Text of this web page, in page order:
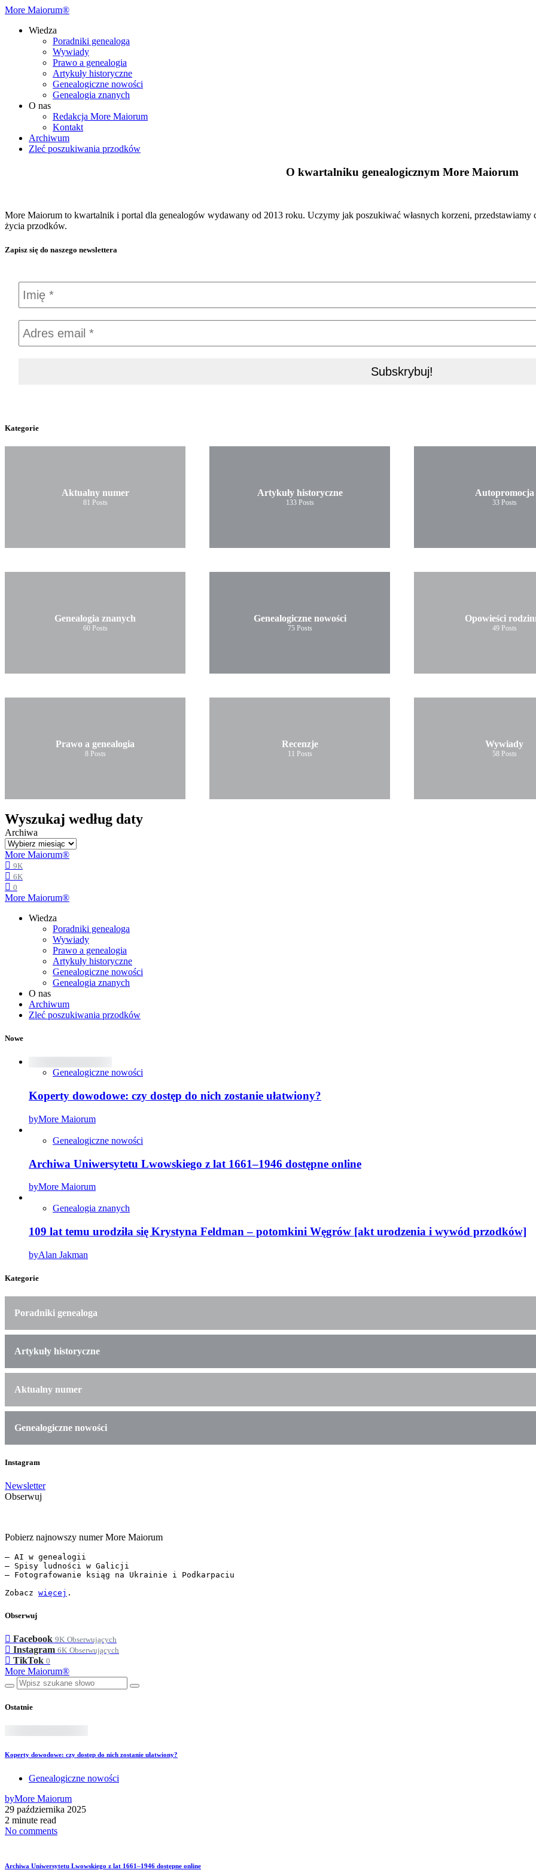
More Maiorum®
Wiedza
Poradniki genealoga
Wywiady
Prawo a genealogia
Artykuły historyczne
Genealogiczne nowości
Genealogia znanych
O nas
Redakcja More Maiorum
Kontakt
Archiwum
Zleć poszukiwania przodków
O kwartalniku genealogicznym More Maiorum
More Maiorum to kwartalnik i portal dla genealogów wydawany od 2013 roku. Uczymy jak poszukiwać własnych korzeni, przedstawiamy
życia przodków.
Zapisz się do naszego newslettera
Kategorie
Aktualny numer
81 Posts
Artykuły historyczne
133 Posts
Autopromocja
33 Posts
Genealogia znanych
60 Posts
Genealogiczne nowości
75 Posts
Opowieści
49 Posts
Prawo a genealogia
8 Posts
Recenzje
11 Posts
Wywiady
58 Posts
Wyszukaj według daty
Archiwa
More Maiorum®
9K
6K
0
More Maiorum®
Wiedza
Poradniki genealoga
Wywiady
Prawo a genealogia
Artykuły historyczne
Genealogiczne nowości
Genealogia znanych
O nas
Archiwum
Zleć poszukiwania przodków
Nowe
Genealogiczne nowości
Koperty dowodowe: czy dostęp do nich zostanie ułatwiony?
byMore Maiorum
Genealogiczne nowości
Archiwa Uniwersytetu Lwowskiego z lat 1661–1946 dostępne online
byMore Maiorum
Genealogia znanych
109 lat temu urodziła się Krystyna Feldman – potomkini Węgrów [akt urodzenia i wywód przodków]
byAlan Jakman
Kategorie
Poradniki genealoga
Artykuły historyczne
Aktualny numer
Genealogiczne nowości
Instagram
Newsletter
Obserwuj
Pobierz najnowszy numer More Maiorum
— AI w genealogii
— Spisy ludności w Galicji
— Fotografowanie ksiąg na Ukrainie i Podkarpaciu
Zobacz więcej .
Obserwuj
Facebook 9K Obserwujących
Instagram 6K Obserwujących
TikTok 0
More Maiorum®
Ostatnie
Koperty dowodowe: czy dostęp do nich zostanie ułatwiony?
Genealogiczne nowości
byMore Maiorum
29 października 2025
2 minute read
No comments
Archiwa Uniwersytetu Lwowskiego z lat 1661–1946 dostępne online